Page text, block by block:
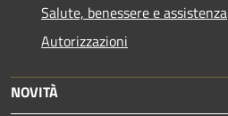
Salute, benessere e assistenza
Autorizzazioni
NOVITÀ